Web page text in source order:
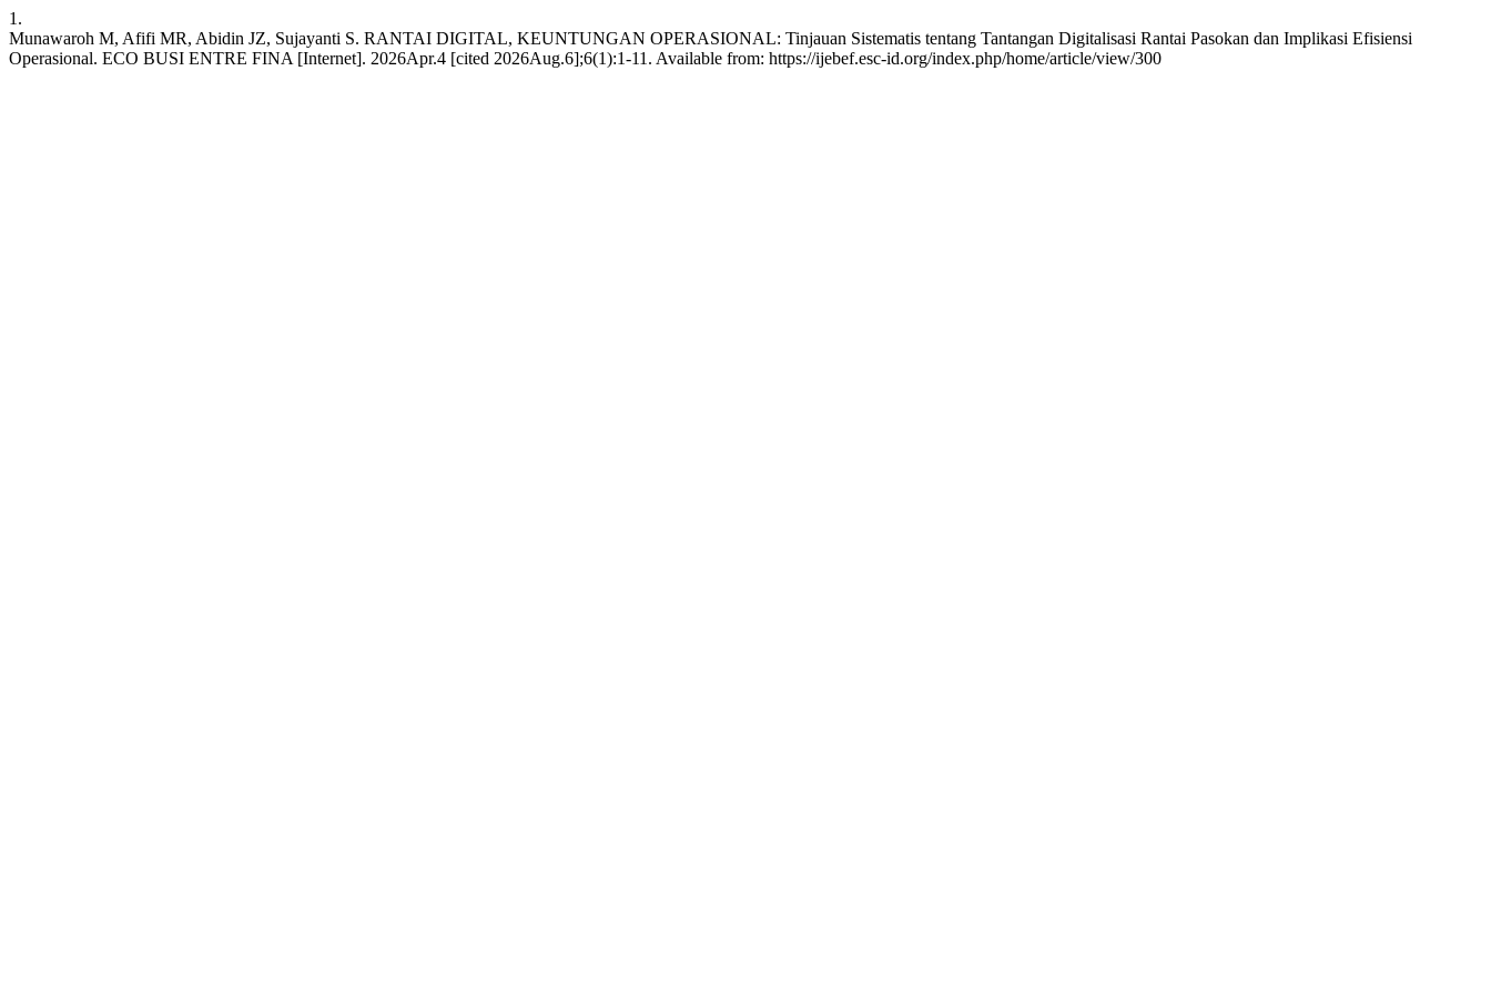
1.
Munawaroh M, Afifi MR, Abidin JZ, Sujayanti S. RANTAI DIGITAL, KEUNTUNGAN OPERASIONAL: Tinjauan Sistematis tentang Tantangan Digitalisasi Rantai Pasokan dan Implikasi Efisiensi
Operasional. ECO BUSI ENTRE FINA [Internet]. 2026Apr.4 [cited 2026Aug.6];6(1):1-11. Available from: https://ijebef.esc-id.org/index.php/home/article/view/300